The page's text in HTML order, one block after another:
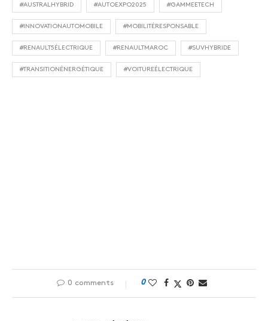
#AUSTRALHYBRID #AUTOEXPO2025 #GAMMEETECH
#INNOVATIONAUTOMOBILE #MOBILITÉRESPONSABLE
#RENAULT5ÉLECTRIQUE #RENAULTMAROC #SUVHYBRIDE
#TRANSITIONÉNERGÉTIQUE #VOITUREÉLECTRIQUE
0 comments 0